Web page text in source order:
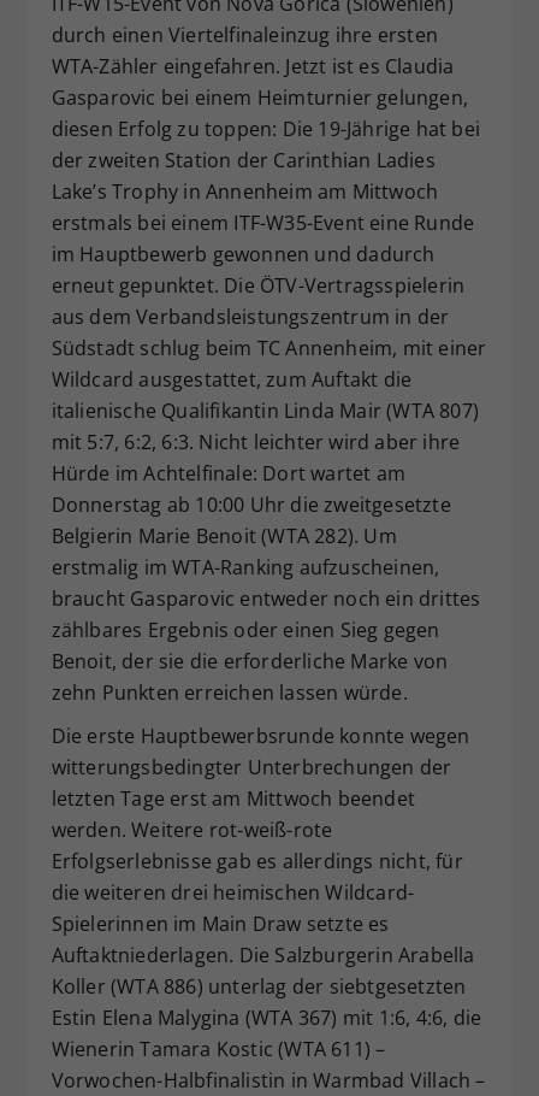
durch einen Viertelfinaleinzug ihre ersten
WTA-Zähler eingefahren. Jetzt ist es Claudia
Gasparovic bei einem Heimturnier gelungen,
diesen Erfolg zu toppen: Die 19-Jährige hat bei
der zweiten Station der Carinthian Ladies
Lake’s Trophy in Annenheim am Mittwoch
erstmals bei einem ITF-W35-Event eine Runde
im Hauptbewerb gewonnen und dadurch
erneut gepunktet. Die ÖTV-Vertragsspielerin
aus dem Verbandsleistungszentrum in der
Südstadt schlug beim TC Annenheim, mit einer
Wildcard ausgestattet, zum Auftakt die
italienische Qualifikantin Linda Mair (WTA 807)
mit 5:7, 6:2, 6:3. Nicht leichter wird aber ihre
Hürde im Achtelfinale: Dort wartet am
Donnerstag ab 10:00 Uhr die zweitgesetzte
Belgierin Marie Benoit (WTA 282). Um
erstmalig im WTA-Ranking aufzuscheinen,
braucht Gasparovic entweder noch ein drittes
zählbares Ergebnis oder einen Sieg gegen
Benoit, der sie die erforderliche Marke von
zehn Punkten erreichen lassen würde.
Die erste Hauptbewerbsrunde konnte wegen
witterungsbedingter Unterbrechungen der
letzten Tage erst am Mittwoch beendet
werden. Weitere rot-weiß-rote
Erfolgserlebnisse gab es allerdings nicht, für
die weiteren drei heimischen Wildcard-
Spielerinnen im Main Draw setzte es
Auftaktniederlagen. Die Salzburgerin Arabella
Koller (WTA 886) unterlag der siebtgesetzten
Estin Elena Malygina (WTA 367) mit 1:6, 4:6, die
Wienerin Tamara Kostic (WTA 611) –
Vorwochen-Halbfinalistin in Warmbad Villach –
Zweck
Dieser Wert speichert Ihre Consent-
Einstellungen. Unter anderem eine
zufällig generierte ID, für die
historische Speicherung Ihrer
vorgenommen Einstellungen, falls der
Webseiten-Betreiber dies eingestellt
hat.